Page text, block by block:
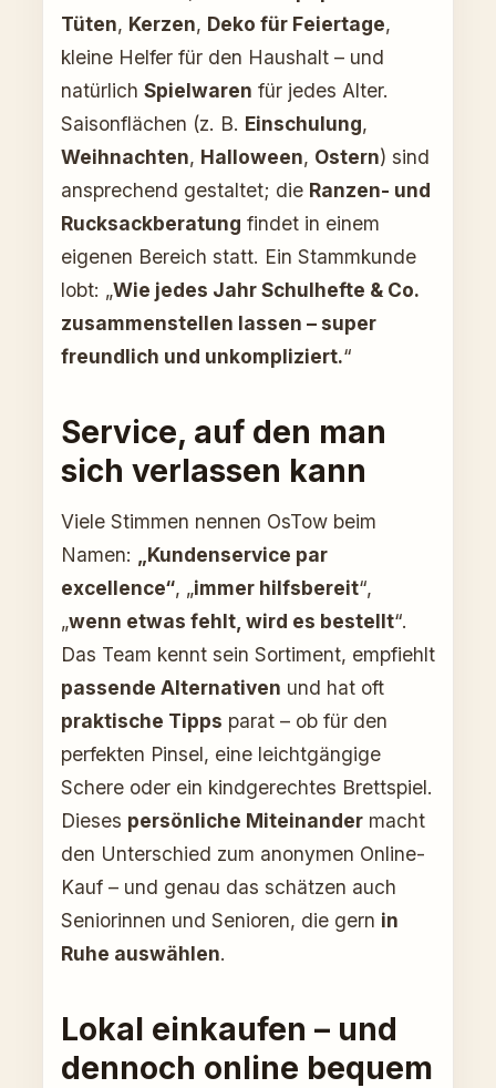
Tüten, Kerzen, Deko für Feiertage,
kleine Helfer für den Haushalt – und
natürlich Spielwaren für jedes Alter.
Saisonflächen (z. B. Einschulung,
Weihnachten, Halloween, Ostern) sind
ansprechend gestaltet; die Ranzen- und
Rucksackberatung findet in einem
eigenen Bereich statt. Ein Stammkunde
lobt: „Wie jedes Jahr Schulhefte & Co.
zusammenstellen lassen – super
freundlich und unkompliziert.“
Service, auf den man
sich verlassen kann
Viele Stimmen nennen OsTow beim
Namen:
„Kundenservice par
excellence“, „immer hilfsbereit“,
„wenn etwas fehlt, wird es bestellt“.
Das Team kennt sein Sortiment, empfiehlt
passende Alternativen und hat oft
praktische Tipps parat – ob für den
perfekten Pinsel, eine leichtgängige
Schere oder ein kindgerechtes Brettspiel.
Dieses persönliche Miteinander macht
den Unterschied zum anonymen Online-
Kauf – und genau das schätzen auch
Seniorinnen und Senioren, die gern in
Ruhe auswählen.
Lokal einkaufen – und
dennoch online bequem